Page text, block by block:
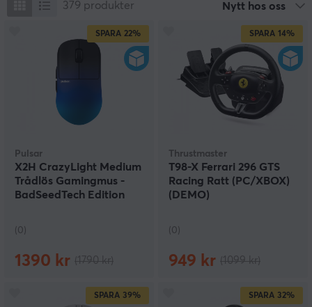
379 produkter Nytt hos oss
SPARA 22%
Pulsar
X2H CrazyLight Medium
Trådlös Gamingmus -
BadSeedTech Edition
(0)
1390 kr
SPARA 14%
Thrustmaster
T98-X Ferrari 296 GTS
Racing Ratt (PC/XBOX)
(DEMO)
(0)
949 kr
SPARA 39% SPARA 32%